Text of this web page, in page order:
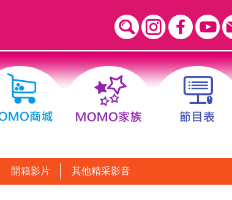
開箱影片 其他精采影音